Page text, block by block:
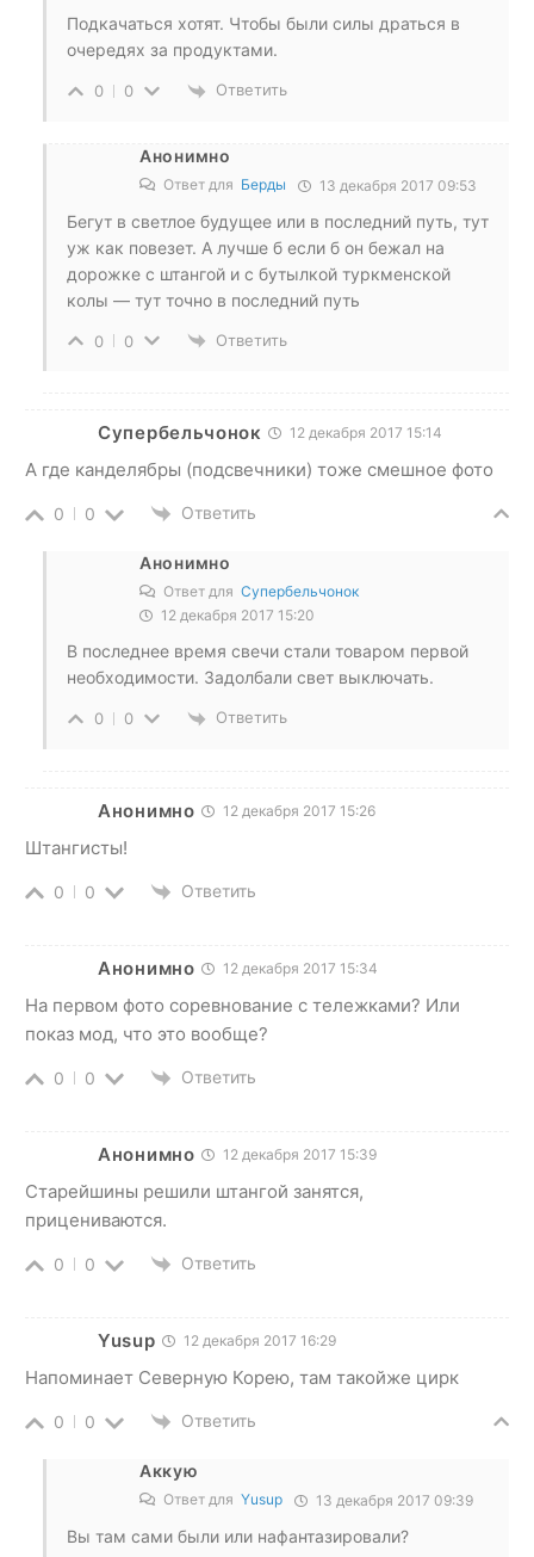
Подкачаться хотят. Чтобы были силы драться в
очередях за продуктами.
0 0 Ответить
Анонимно
Ответ для Берды 13 декабря 2017 09:53
Бегут в светлое будущее или в последний путь, тут
уж как повезет. А лучше б если б он бежал на
дорожке с штангой и с бутылкой туркменской
колы — тут точно в последний путь
0 0 Ответить
Супербельчонок 12 декабря 2017 15:14
А где канделябры (подсвечники) тоже смешное фото
0 0 Ответить
Анонимно
Ответ для Супербельчонок
12 декабря 2017 15:20
В последнее время свечи стали товаром первой
необходимости. Задолбали свет выключать.
0 0 Ответить
Анонимно 12 декабря 2017 15:26
Штангисты!
0 0 Ответить
Анонимно 12 декабря 2017 15:34
На первом фото соревнование с тележками? Или
показ мод, что это вообще?
0 0 Ответить
Анонимно 12 декабря 2017 15:39
Старейшины решили штангой занятся,
прицениваются.
0 0 Ответить
Yusup 12 декабря 2017 16:29
Напоминает Северную Корею, там такойже цирк
0 0 Ответить
Аккую
Ответ для Yusup 13 декабря 2017 09:39
Вы там сами были или нафантазировали?